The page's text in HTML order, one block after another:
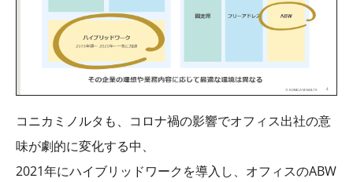
コニカミノルタも、コロナ禍の影響でオフィス出社の意
味が劇的に変化する中、
2021年にハイブリッドワークを導入し、オフィスのABW